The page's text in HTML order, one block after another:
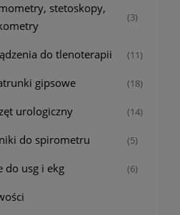
stetoskopy,
(3)
do tlenoterapii (11)
gipsowe (18)
urologiczny (14)
do spirometru (5)
do usg i ekg (6)